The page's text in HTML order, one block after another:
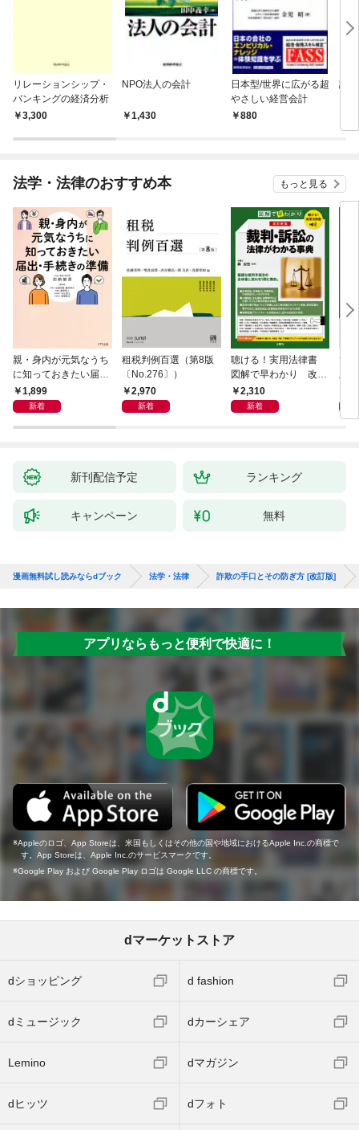
リレーションシップ・
バンキングの経済分析
3,300
NPO法人の会計
1,430
日本型/世界に広がる超
やさしい経営会計
880
訴
法学・法律のおすすめ本 もっと見る
親・身内が元気なうち
に知っておきたい届
出・手続きの準備（き
ずな出版）
1,899
新着
租税判例百選（第8版
〔No.276〕）
2,970
新着
聴ける！実用法律書
図解で早わかり 改訂
新版 裁判・訴訟の法
律がわかる事典
2,310
新着
ひ
版
が
き
新刊配信予定 ランキング
キャンペーン 無料
漫画無料試し読みならdブック 法学・法律 詐欺の手口とその防ぎ方 [改訂版]
アプリならもっと便利で快適に！
Appleのロゴ、App Storeは、米国もしくはその他の国や地域におけるApple Inc.の商標で
す。App Storeは、Apple Inc.のサービスマークです。
Google Play および Google Play ロゴは Google LLC の商標です。
dマーケットストア
dショッピング d fashion
dミュージック dカーシェア
Lemino dマガジン
dヒッツ dフォト